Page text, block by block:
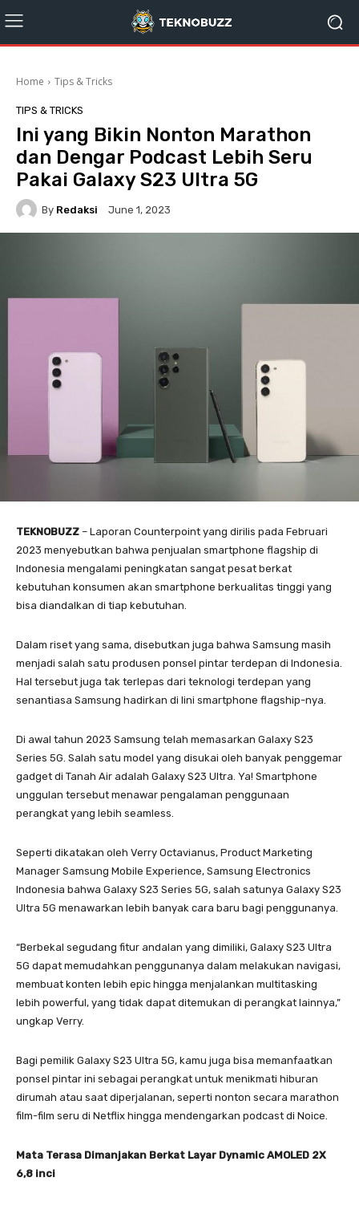
Home Tips & Tricks
TIPS & TRICKS
Ini yang Bikin Nonton Marathon
dan Dengar Podcast Lebih Seru
Pakai Galaxy S23 Ultra 5G
By Redaksi June 1, 2023
TEKNOBUZZ – Laporan Counterpoint yang dirilis pada Februari
2023 menyebutkan bahwa penjualan smartphone flagship di
Indonesia mengalami peningkatan sangat pesat berkat
kebutuhan konsumen akan smartphone berkualitas tinggi yang
bisa diandalkan di tiap kebutuhan.
Dalam riset yang sama, disebutkan juga bahwa Samsung masih
menjadi salah satu produsen ponsel pintar terdepan di Indonesia.
Hal tersebut juga tak terlepas dari teknologi terdepan yang
senantiasa Samsung hadirkan di lini smartphone flagship-nya.
Di awal tahun 2023 Samsung telah memasarkan Galaxy S23
Series 5G. Salah satu model yang disukai oleh banyak penggemar
gadget di Tanah Air adalah Galaxy S23 Ultra. Ya! Smartphone
unggulan tersebut menawar pengalaman penggunaan
perangkat yang lebih seamless.
Seperti dikatakan oleh Verry Octavianus, Product Marketing
Manager Samsung Mobile Experience, Samsung Electronics
Indonesia bahwa Galaxy S23 Series 5G, salah satunya Galaxy S23
Ultra 5G menawarkan lebih banyak cara baru bagi penggunanya.
“Berbekal segudang fitur andalan yang dimiliki, Galaxy S23 Ultra
5G dapat memudahkan penggunanya dalam melakukan navigasi,
membuat konten lebih epic hingga menjalankan multitasking
lebih powerful, yang tidak dapat ditemukan di perangkat lainnya,”
ungkap Verry.
Bagi pemilik Galaxy S23 Ultra 5G, kamu juga bisa memanfaatkan
ponsel pintar ini sebagai perangkat untuk menikmati hiburan
dirumah atau saat diperjalanan, seperti nonton secara marathon
film-film seru di Netflix hingga mendengarkan podcast di Noice.
Mata Terasa Dimanjakan Berkat Layar Dynamic AMOLED 2X
6,8 inci